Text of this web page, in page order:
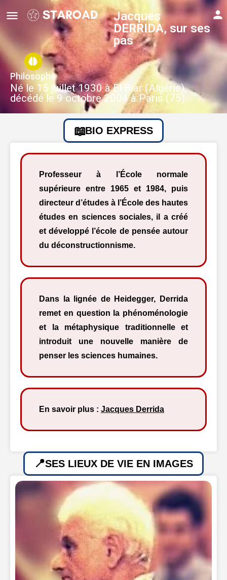
Jacques
DERRIDA, sur ses
pas
Philosophe
Né le 15 juillet 1930 à El Biar (Algérie),
décédé le 9 octobre 2004 à Paris (75)
BIO EXPRESS
Professeur à l’École normale
supérieure entre 1965 et 1984, puis
directeur d’études à l’École des hautes
études en sciences sociales, il a créé
et développé l’école de pensée autour
du déconstructionnisme.
Dans la lignée de Heidegger, Derrida
remet en question la phénoménologie
et la métaphysique traditionnelle et
introduit une nouvelle manière de
penser les sciences humaines.
En savoir plus : Jacques Derrida
SES LIEUX DE VIE EN IMAGES